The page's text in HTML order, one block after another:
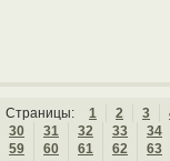
Страницы: 1 2 3
30
31 32 33 34
59
60 61 62 63